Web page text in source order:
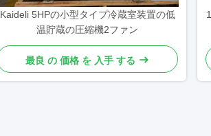
Kaideli 5HPの小型タイプ冷蔵室装置の低
温貯蔵の圧縮機2ファン
最良 の 価格 を 入手 する